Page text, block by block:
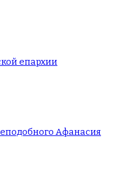
епархии
Афанасия